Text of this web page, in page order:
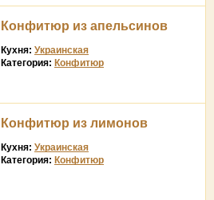
Конфитюр из апельсинов
Кухня: Украинская
Категория: Конфитюр
Конфитюр из лимонов
Кухня: Украинская
Категория: Конфитюр